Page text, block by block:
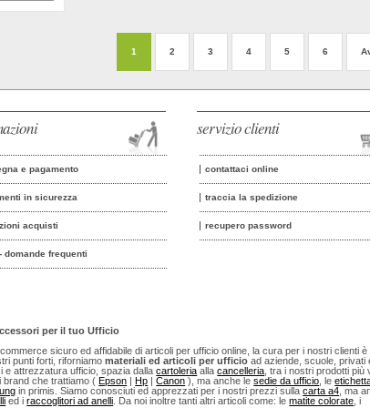
1 2 3 4 5 6
servizio clienti
contattaci online
traccia la spedizione
recupero password
e pagamento
in sicurezza
acquisti
domande frequenti
per il tuo Ufficio
sicuro ed affidabile di articoli per ufficio online, la cura per i nostri clienti è
punti forti, riforniamomateriali ed articoli per ufficio ad aziende, scuole, privati
e attrezzatura ufficio, spazia dallacartoleria allacancelleria , tra i nostri prodotti più
brand che trattiamo (Epson |Hp |Canon ), ma anche lesedie da ufficio , le
in primis. Siamo conosciuti ed apprezzati per i nostri prezzi sullacarta a4 , ma
ed iraccoglitori ad anelli . Da noi inoltre tanti altri articoli come: lematite colorate , i